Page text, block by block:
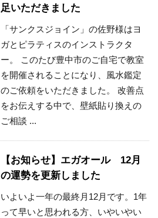
足いただきました
「サンクスジョイン」の佐野様はヨ
ガとピラティスのインストラクタ
ー。 このたび豊中市のご自宅で教室
を開催されることになり、風水鑑定
のご依頼をいただきました。 改善点
をお伝えする中で、壁紙貼り換えの
ご相談 ...
【お知らせ】エガオール 12月
の運勢を更新しました
いよいよ一年の最終月12月です。1年
って早いと思われる方、いやいやい